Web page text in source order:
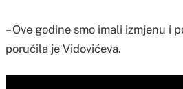
– Ove godine smo imali izmjenu i
poručila je Vidovićeva.